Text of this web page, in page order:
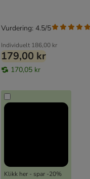
Individuelt 186,00 kr
179,00 kr
170,05 kr
Klikk her - spar -20%
Vurdering: 4.5/5